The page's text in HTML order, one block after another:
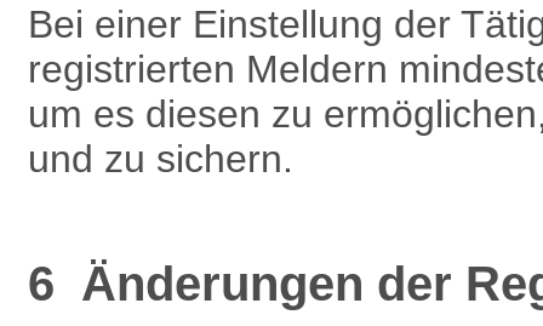
Bei einer Einstellung der
registrierten Meldern
um es diesen zu
und zu sichern.
6 Änderungen der